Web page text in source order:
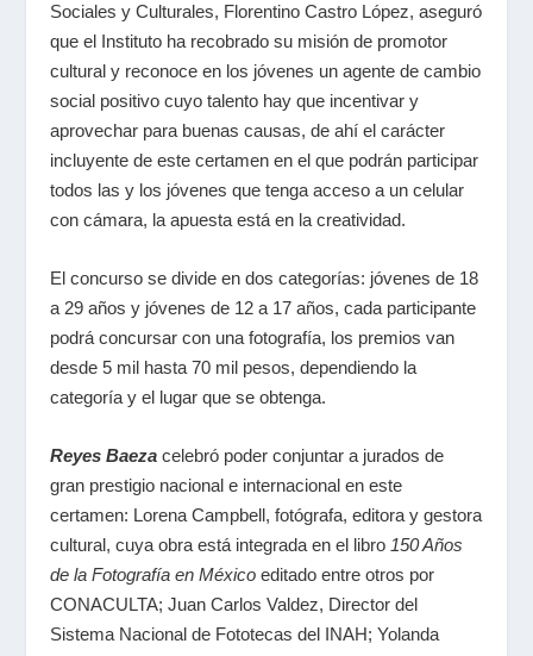
Sociales y Culturales, Florentino Castro López, aseguró
que el Instituto ha recobrado su misión de promotor
cultural y reconoce en los jóvenes un agente de cambio
social positivo cuyo talento hay que incentivar y
aprovechar para buenas causas, de ahí el carácter
incluyente de este certamen en el que podrán participar
todos las y los jóvenes que tenga acceso a un celular
con cámara, la apuesta está en la creatividad.
El concurso se divide en dos categorías: jóvenes de 18
a 29 años y jóvenes de 12 a 17 años, cada participante
podrá concursar con una fotografía, los premios van
desde 5 mil hasta 70 mil pesos, dependiendo la
categoría y el lugar que se obtenga.
Reyes Baeza celebró poder conjuntar a jurados de
gran prestigio nacional e internacional en este
certamen: Lorena Campbell, fotógrafa, editora y gestora
cultural, cuya obra está integrada en el libro 150 Años
de la Fotografía en México editado entre otros por
CONACULTA; Juan Carlos Valdez, Director del
Sistema Nacional de Fototecas del INAH; Yolanda